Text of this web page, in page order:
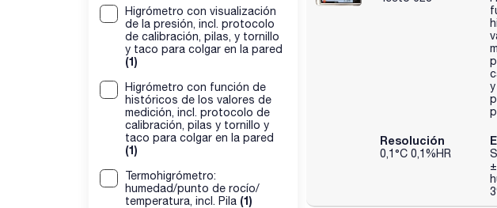
Higrómetro con visualización
de la presión, incl. protocolo
de calibración, pilas, y tornillo
y taco para colgar en la pared
(1)
Higrómetro con función de
históricos de los valores de
medición, incl. protocolo de
calibración, pilas y tornillo y
taco para colgar en la pared
(1)
Termohigrómetro:
humedad/punto de rocío/
temperatura, incl. Pila (1)
Resolución
0,1°C 0,1%HR